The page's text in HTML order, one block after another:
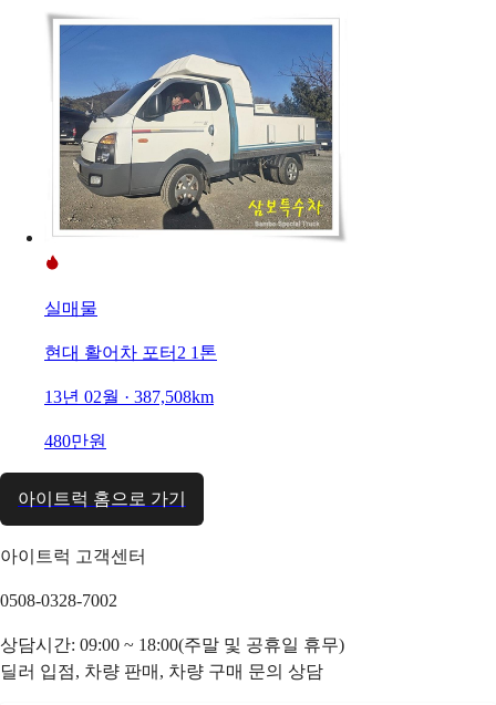
실매물
현대 활어차 포터2 1톤
13년 02월 · 387,508km
480만원
아이트럭 홈으로 가기
아이트럭 고객센터
0508-0328-7002
상담시간: 09:00 ~ 18:00(주말 및 공휴일 휴무)
딜러 입점, 차량 판매, 차량 구매 문의 상담